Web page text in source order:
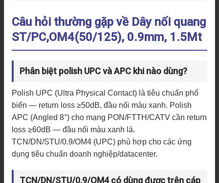
Câu hỏi thường gặp về Dây nối quang
ST/PC,OM4(50/125), 0.9mm, 1.5Mt
Phân biệt polish UPC và APC khi nào dùng?
Polish UPC (Ultra Physical Contact) là tiêu chuẩn phổ
biến — return loss ≥50dB, đầu nối màu xanh. Polish
APC (Angled 8°) cho mạng PON/FTTH/CATV cần return
loss ≥60dB — đầu nối màu xanh lá.
TCN/DN/STU/0.9/OM4 (UPC) phù hợp cho các ứng
dụng tiêu chuẩn doanh nghiệp/datacenter.
TCN/DN/STU/0.9/OM4 có dùng được trên cáp